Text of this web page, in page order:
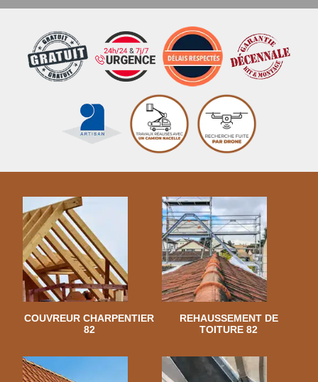
COUVREUR CHARPENTIER
82
REHAUSSEMENT DE
TOITURE 82